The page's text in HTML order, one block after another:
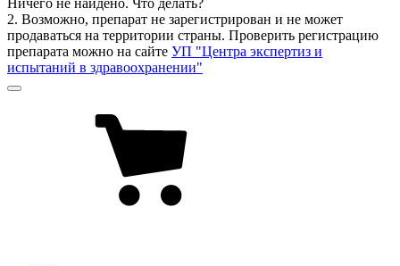
2. Возможно, препарат не зарегистрирован и не может
продаваться на территории страны. Проверить регистрацию
препарата можно на сайте УП "Центра экспертиз и
испытаний в здравоохранении"